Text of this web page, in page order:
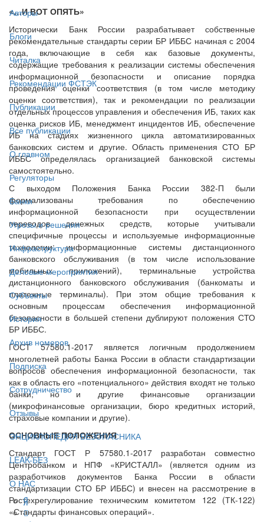
Авторы
Блоги
Читалка
Рекомендации ФСТЭК
Публикации
Все публикации
О главном
Регуляторы
Банки
Угрозы и решения
Инфраструктура
Деловые мероприятия
Субъекты
История
Архив номеров
Подписка
Сотрудничество
Отзывы
ЭНЦИКЛОПЕДИЯ БЕЗОПАСНИКА
LEAK-БЕЗ
О НАС
«…И ВОТ ОПЯТЬ»
Исторически Банк России разрабатывает собственные
рекомендательные стандарты серии БР ИББС начиная с 2004
года, включающие в себя как базовые документы,
содержащие требования к реализации системы обеспечения
информационной безопасности и описание порядка
проведения оценки соответствия (в том числе методику
оценки соответствия), так и рекомендации по реализации
отдельных процессов управления и обеспечения ИБ, таких как
оценка рисков ИБ, менеджмент инцидентов ИБ, обеспечение
ИБ на стадиях жизненного цикла автоматизированных
банковских систем и другие. Область применения СТО БР
ИББС определялась организацией банковской системы
самостоятельно.
С выходом Положения Банка России 382-П были
формализованы требования по обеспечению
информационной безопасности при осуществлении
переводов денежных средств, которые учитывали
специфичные процессы и используемые информационные
технологии: информационные системы дистанционного
банковского обслуживания (в том числе использование
мобильных приложений), терминальные устройства
дистанционного банковского обслуживания (банкоматы и
платежные терминалы). При этом общие требования к
основным процессам обеспечения информационной
безопасности в большей степени дублируют положения СТО
БР ИББС.
ГОСТ 57580.1-2017 является логичным продолжением
многолетней работы Банка России в области стандартизации
вопросов обеспечения информационной безопасности, так
как в область его «потенциального» действия входят не только
банки, но и другие финансовые организации
(микрофинансовые организации, бюро кредитных историй,
страховые компании и другие).
ОСНОВНЫЕ ПОЛОЖЕНИЯ
Стандарт ГОСТ Р 57580.1-2017 разработан совместно
Центробанком и НПФ «КРИСТАЛЛ» (является одним из
разработчиков документов Банка России в области
стандартизации СТО БР ИББС) и внесен на рассмотрение в
Ростехрегулирование техническим комитетом 122 (ТК-122)
«Стандарты финансовых операций».